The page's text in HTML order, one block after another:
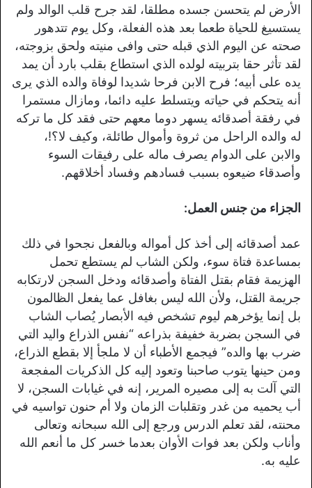
الأرض لم يتحسن جسده مطلقا، لقد جرح قلب الوالد ولم
يستسيغ للحياة طعما بعد هذه الفعلة، وكل يوم تتدهور
صحته عن اليوم الذي قبله حتى وافى منيته ولحق بزوجته،
لقد تأثر حقا بتربيته لولده الذي استطاع بقلب بارد أن يمد
يده على أبيه؛ فرح الابن فرحا شديدا لوفاة والده الذي يرى
أنه يتحكم في حياته ويتسلط عليه دائما، ومازال مستمرا
في رفقة أصدقائه يسهر دوما معهم حتى فقد كل ما تركه
له والده الراحل من ثروة وأموال طائلة، وكيف لا؟!،
والابن على الدوام يصرف ماله على رفيقات السوء
وأصدقاء ضيعوه بسبب فسادهم وفساد أخلاقهم.
الجزاء من جنس العمل:
عمد أصدقائه إلى أخذ كل أمواله وبالفعل نجحوا في ذلك
بمساعدة فتاة سوء، ولكن الشاب لم يستطع تحمل
الهزيمة فقام بقتل الفتاة وأصدقائه ودخل السجن لارتكابه
جريمة القتل، ولأن الله ليس بغافل عما يفعل الظالمون
بل إنما يؤخرهم ليوم تشخص فيه الأبصار يُصاب الشاب
في السجن بضربة خفيفة بذراعه “نفس الذراع واليد التي
ضرب بها والده” فيجمع الأطباء أن لا ملجأ إلا بقطع الذراع،
ومن حينها يتوب صاحبنا وتعود إليه كل الذكريات المفجعة
التي آلت به إلى مصيره المرير، إنه في غيابات السجن، لا
أب يحميه من غدر وتقلبات الزمان ولا أم حنون تواسيه في
محنته، لقد تعلم الدرس ورجع إلى الله سبحانه وتعالى
وأناب ولكن بعد فوات الأوان بعدما خسر كل ما أنعم الله
عليه به.